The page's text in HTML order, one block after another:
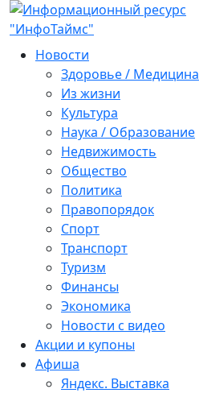
Новости
Здоровье / Медицина
Из жизни
Культура
Наука / Образование
Недвижимость
Общество
Политика
Правопорядок
Спорт
Транспорт
Туризм
Финансы
Экономика
Новости с видео
Акции и купоны
Афиша
Яндекс. Выставка